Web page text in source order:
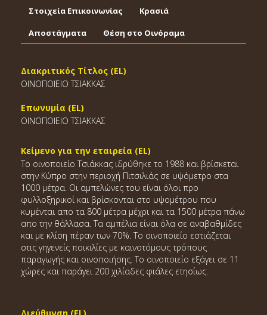
Στοιχεία Επικοινωνίας Κρασιά
Αποστάγματα Θέση στο Οινόραμα
Διακριτικός Τίτλος (EL)
ΟΙΝΟΠΟΙΕΙΟ ΤΣΙΑΚΚΑΣ
Επωνυμία (EL)
ΟΙΝΟΠΟΙΕΙΟ ΤΣΙΑΚΚΑΣ
Κείμενο για την εταιρεία (EL)
Το οινοποιείο Τσιάκκας ιδρύθηκε το 1988 και βρίσκεται
στην Κύπρο στην περιοχή Πιτσιλιάς σε υψόμετρο στα
1000 μέτρα. Οι αμπελώνες του είναι όλοι προ
φυλλοξηρικοί και βρίσκονται στο υψομέτρου που
κυμένται απο τα 800 μέτρα μέχρι και τα 1500 μέτρα πάνω
απο την θάλλασα. Τα αμπέλια είναι όλα σε αναβαθμίδες
και με κλίση πέραν των 70%. Το οινοποιείο εστιάζεται
στις γηγενείς ποικιλίες με καινοτόμους τρόπους
παραγωγής και οινοποιήσης. Το οινοποιείο εξάγει σε 11
χώρες και παράγει 200 χιλίαδες φιάλες ετησίως.